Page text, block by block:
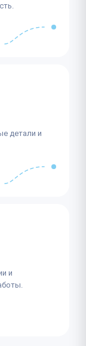
детали и
и